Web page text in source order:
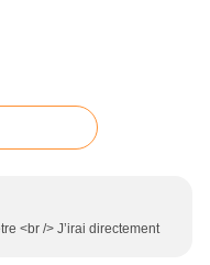
<br /> J’irai directement